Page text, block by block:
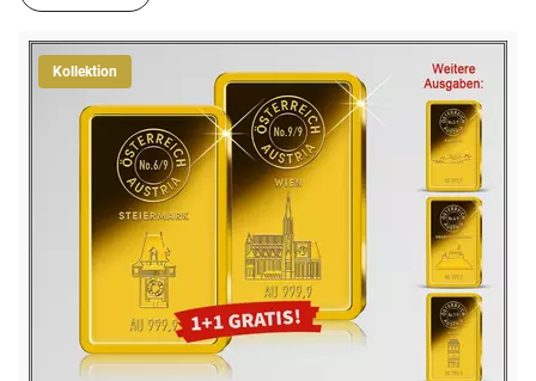
Kollektion